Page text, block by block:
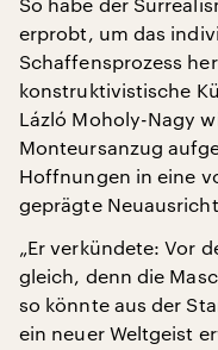
erprobt, um das
Schaffensprozess
konstruktivistische
Lázló Moholy-Nagy
Monteursanzug
Hoffnungen in eine
geprägte
„Er verkündete: Vor
gleich, denn die
so könnte aus der
ein neuer Weltgeist